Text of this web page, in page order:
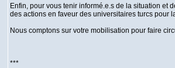
Enfin, pour vous tenir informé.e.s de la situation et
des actions en faveur des universitaires turcs pour
Nous comptons sur votre mobilisation pour faire
***